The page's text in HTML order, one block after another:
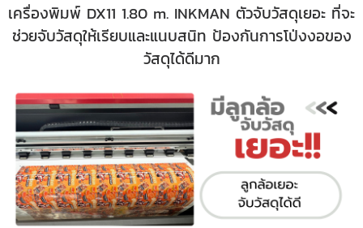
เครื่องพิมพ์ DX11 1.80 m. INKMAN ตัวจับวัสดุเยอะ ที่จะ
ช่วยจับวัสดุให้เรียบและแนบสนิท ป้องกันการโป่งงอของ
วัสดุได้ดีมาก